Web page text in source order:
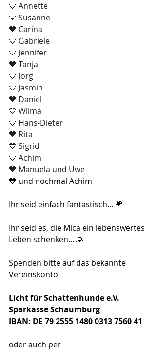
💙 Annette
💙 Susanne
💙 Carina
💙 Gabriele
💙 Jennifer
💙 Tanja
💙 Jörg
💙 Jasmin
💙 Daniel
💙 Wilma
💙 Hans-Dieter
💙 Rita
💙 Sigrid
💙 Achim
💙 Manuela und Uwe
💙 und nochmal Achim
Ihr seid einfach fantastisch... 💗
Ihr seid es, die Mica ein lebenswertes
Leben schenken... 🙏
Spenden bitte auf das bekannte
Vereinskonto:
Licht für Schattenhunde e.V.
Sparkasse Schaumburg
IBAN: DE 79 2555 1480 0313 7560 41
oder auch per